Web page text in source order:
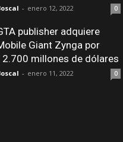
- enero 12, 2022 0
publisher adquiere
Giant Zynga por
millones de dólares
- enero 11, 2022 0